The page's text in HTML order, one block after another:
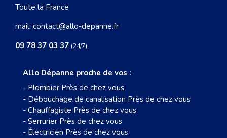
Toute la France
mail: contact@allo-depanne.fr
09 78 37 03 37 (24/7)
Allo Dépanne proche de vos :
- Plombier Près de chez vous
- Débouchage de canalisation Près de chez vous
- Chauffagiste Près de chez vous
- Serrurier Près de chez vous
- Électricien Près de chez vous